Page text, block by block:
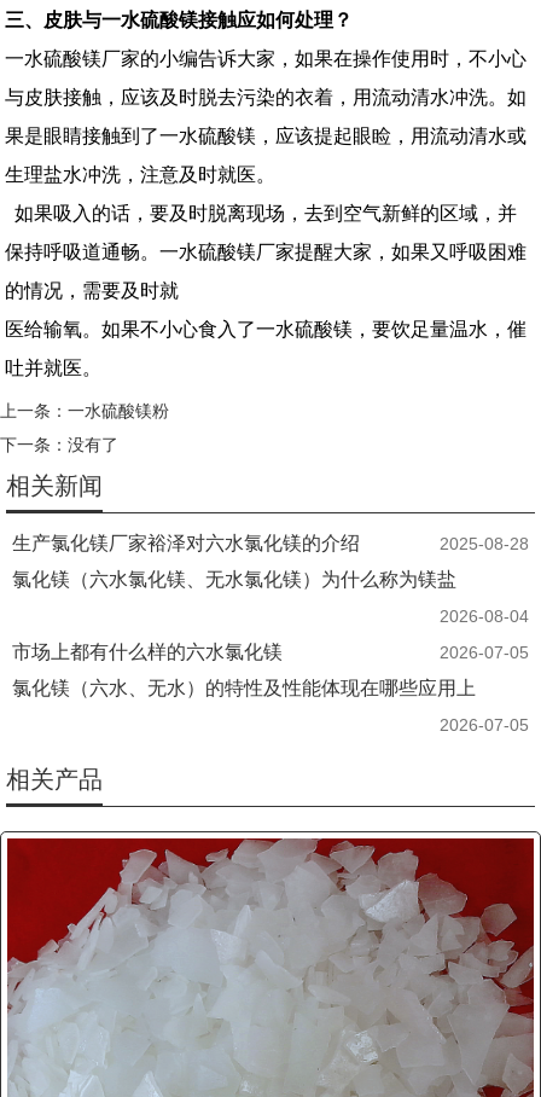
三、皮肤与一水硫酸镁接触应如何处理？
一水硫酸镁厂家的小编告诉大家，如果在操作使用时，不小心
与皮肤接触，应该及时脱去污染的衣着，用流动清水冲洗。如
果是眼睛接触到了一水硫酸镁，应该提起眼睑，用流动清水或
生理盐水冲洗，注意及时就医。
如果吸入的话，要及时脱离现场，去到空气新鲜的区域，并
保持呼吸道通畅。一水硫酸镁厂家提醒大家，如果又呼吸困难
的情况，需要及时就
医给输氧。如果不小心食入了一水硫酸镁，要饮足量温水，催
吐并就医。
上一条： 一水硫酸镁粉
下一条：没有了
相关新闻
生产氯化镁厂家裕泽对六水氯化镁的介绍 2025-08-28
氯化镁（六水氯化镁、无水氯化镁）为什么称为镁盐
2026-08-04
市场上都有什么样的六水氯化镁 2026-07-05
氯化镁（六水、无水）的特性及性能体现在哪些应用上
2026-07-05
相关产品